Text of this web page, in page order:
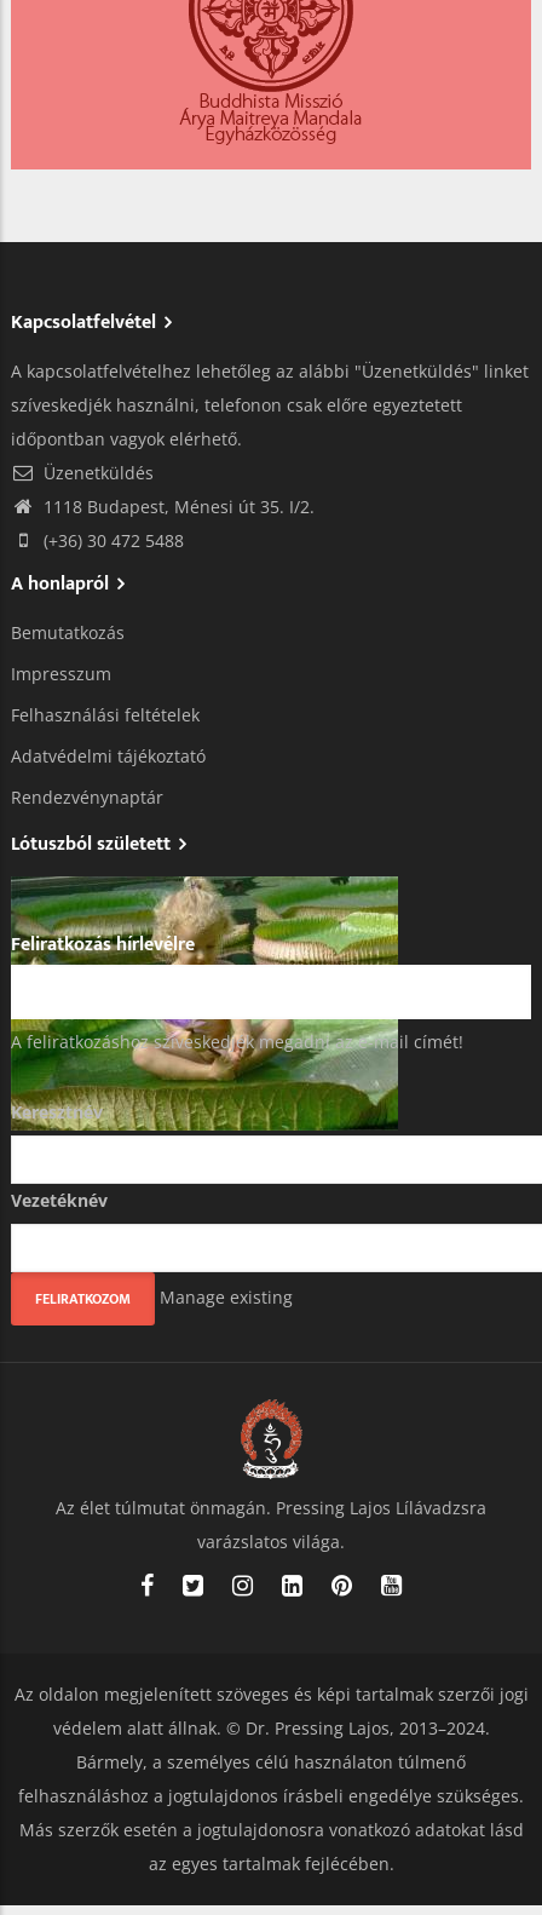
Kapcsolatfelvétel
A kapcsolatfelvételhez lehetőleg az alábbi "Üzenetküldés" linket
szíveskedjék használni, telefonon csak előre egyeztetett
időpontban vagyok elérhető.
Üzenetküldés
1118 Budapest, Ménesi út 35. I/2.
(+36) 30 472 5488
A honlapról
Bemutatkozás
Impresszum
Felhasználási feltételek
Adatvédelmi tájékoztató​
Rendezvénynaptár
Lótuszból született
Feliratkozás hírlevélre
A feliratkozáshoz szíveskedjék megadni az e-mail címét!
Keresztnév
Vezetéknév
Manage existing
Az élet túlmutat önmagán. Pressing Lajos Lílávadzsra
varázslatos világa.
Az oldalon megjelenített szöveges és képi tartalmak szerzői jogi
védelem alatt állnak. © Dr. Pressing Lajos, 2013–2024.
Bármely, a személyes célú használaton túlmenő
felhasználáshoz a jogtulajdonos írásbeli engedélye szükséges.
Más szerzők esetén a jogtulajdonosra vonatkozó adatokat lásd
az egyes tartalmak fejlécében.